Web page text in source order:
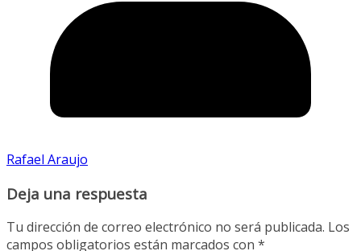
Rafael Araujo
Deja una respuesta
Tu dirección de correo electrónico no será publicada. Los
campos obligatorios están marcados con *